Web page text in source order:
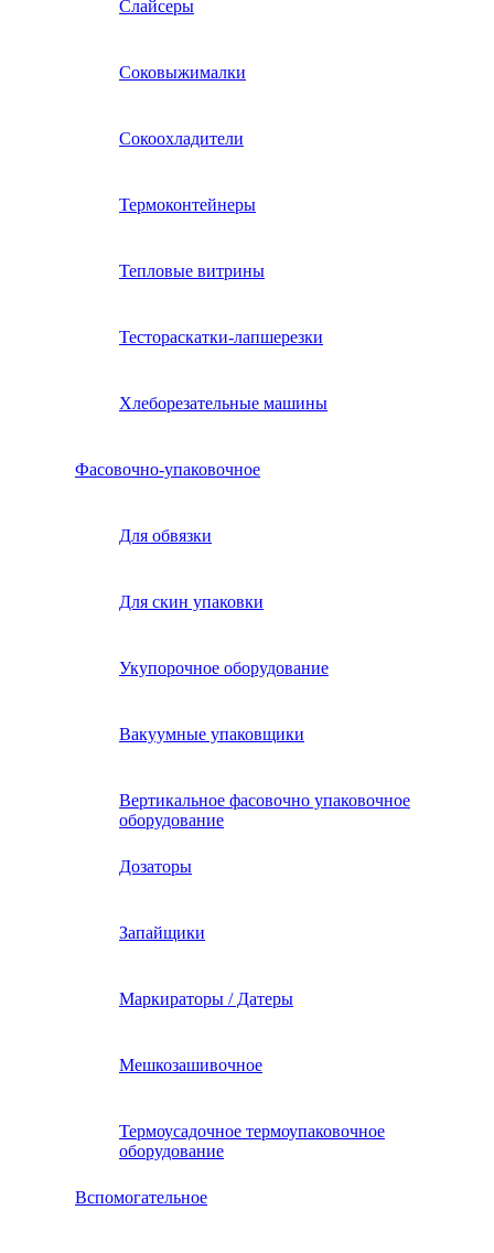
Слайсеры
Соковыжималки
Сокоохладители
Термоконтейнеры
Тепловые витрины
Тестораскатки-лапшерезки
Хлеборезательные машины
Фасовочно-упаковочное
Для обвязки
Для скин упаковки
Укупорочное оборудование
Вакуумные упаковщики
Вертикальное фасовочно упаковочное
оборудование
Дозаторы
Запайщики
Маркираторы / Датеры
Мешкозашивочное
Термоусадочное термоупаковочное
оборудование
Вспомогательное